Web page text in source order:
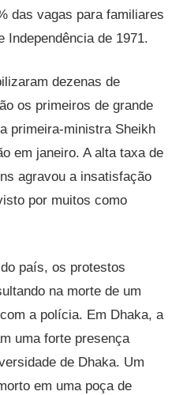
das vagas para familiares
Independência de 1971.
dezenas de
os primeiros de grande
primeira-ministra Sheikh
em janeiro. A alta taxa de
agravou a insatisfação
por muitos como
país, os protestos
na morte de um
a polícia. Em Dhaka, a
uma forte presença
de Dhaka. Um
em uma poça de